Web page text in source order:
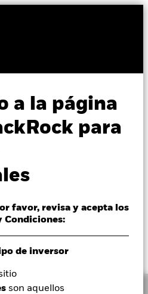
a la página
para
favor, revisa y acepta los
Condiciones:
de inversor
son aquellos
ago 2026